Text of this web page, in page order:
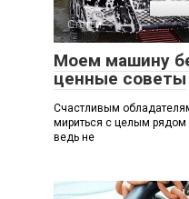
Статьи
Моем машину
ценные советы
Счастливым
мириться с целым рядом
ведь не